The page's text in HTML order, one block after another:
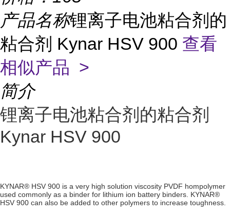
产品名称锂离子电池粘合剂的
粘合剂 Kynar HSV 900 查看
相似产品 >
简介
锂离子电池粘合剂的粘合剂
Kynar HSV 900
KYNAR® HSV 900 is a very high solution viscosity PVDF hompolymer
used commonly as a binder for lithium ion battery binders. KYNAR®
HSV 900 can also be added to other polymers to increase toughness.